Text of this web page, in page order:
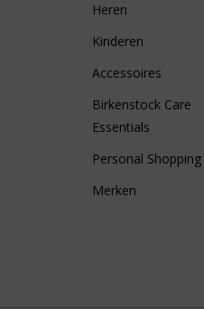
Heren
Kinderen
Accessoires
Birkenstock Care
Essentials
Personal Shopping
Merken